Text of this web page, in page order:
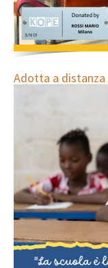
Adotta a distanza